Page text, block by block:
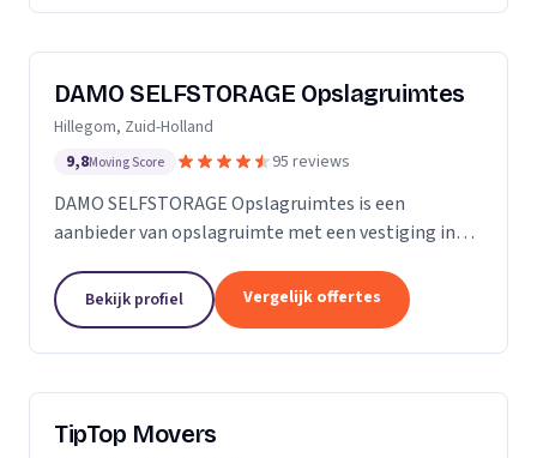
DAMO SELFSTORAGE Opslagruimtes
Hillegom, Zuid-Holland
9,8Moving Score 95 reviews
DAMO SELFSTORAGE Opslagruimtes is een
aanbieder van opslagruimte met een vestiging in
Bekijk profiel Vergelijk offertes
TipTop Movers